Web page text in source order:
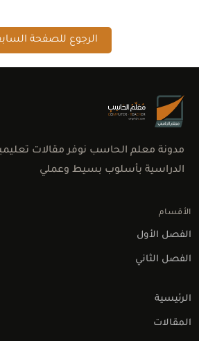
الرجوع للصفحة
مدونة معلم الحاسب نوفر مقالات
الدراسية بأسلوب بسيط وعملي
الأقسام
الفصل الأول
الفصل الثاني
الرئيسية
المقالات